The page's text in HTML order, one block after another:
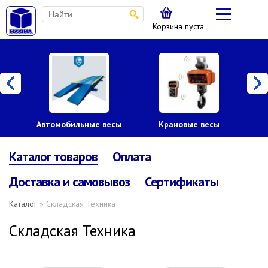
Корзина пуста
Автомобильные весы Крановые весы
Каталог товаров
Оплата
Доставка и самовывоз
Сертификаты
Каталог » Складская Техника
Складская Техника